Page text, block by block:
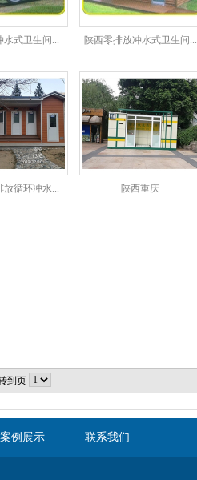
水式卫生间... 陕西零排放冲水式卫生间...
放循环冲水... 陕西重庆
到页
案例展示 联系我们